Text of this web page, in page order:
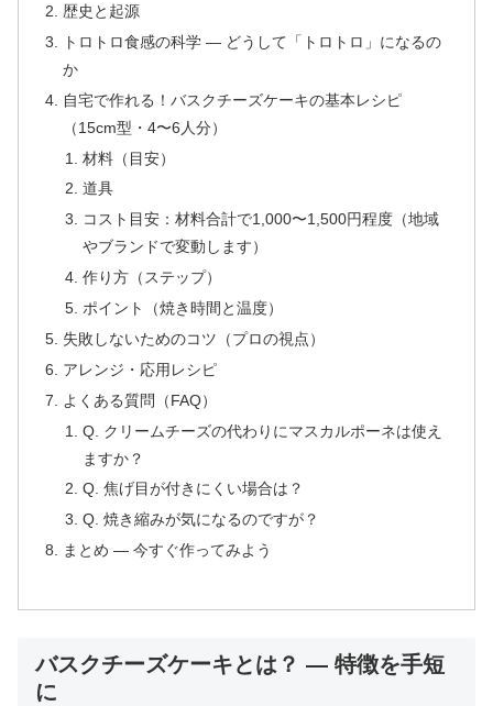
歴史と起源
トロトロ食感の科学 — どうして「トロトロ」になるの
か
自宅で作れる！バスクチーズケーキの基本レシピ
（15cm型・4〜6人分）
材料（目安）
道具
コスト目安：材料合計で1,000〜1,500円程度（地域
やブランドで変動します）
作り方（ステップ）
ポイント（焼き時間と温度）
失敗しないためのコツ（プロの視点）
アレンジ・応用レシピ
よくある質問（FAQ）
Q. クリームチーズの代わりにマスカルポーネは使え
ますか？
Q. 焦げ目が付きにくい場合は？
Q. 焼き縮みが気になるのですが？
まとめ — 今すぐ作ってみよう
バスクチーズケーキとは？ — 特徴を手短
に